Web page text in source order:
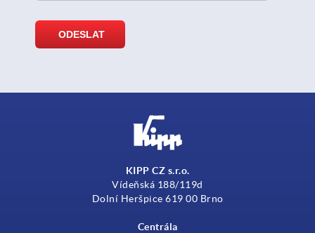
KIPP CZ s.r.o.
Vídeňská 188/119d
Dolní Heršpice 619 00 Brno
Centrála